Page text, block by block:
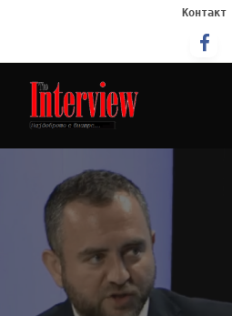
Контакт
Интервју